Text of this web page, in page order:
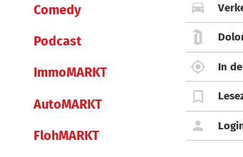
Comedy
Podcast
ImmoMARKT
AutoMARKT
FlohMARKT
In